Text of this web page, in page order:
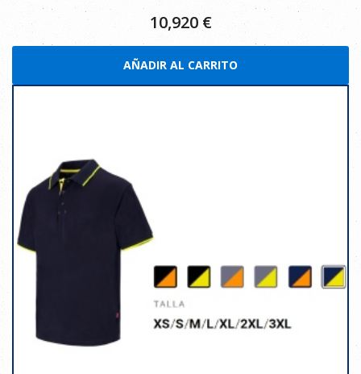
10,920 €
AÑADIR AL CARRITO